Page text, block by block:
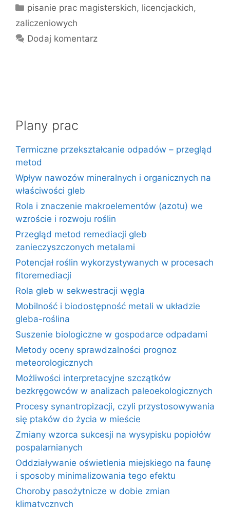
Kategorie
pisanie prac magisterskich, licencjackich,
zaliczeniowych
Dodaj komentarz
Plany prac
Termiczne przekształcanie odpadów – przegląd
metod
Wpływ nawozów mineralnych i organicznych na
właściwości gleb
Rola i znaczenie makroelementów (azotu) we
wzroście i rozwoju roślin
Przegląd metod remediacji gleb
zanieczyszczonych metalami
Potencjał roślin wykorzystywanych w procesach
fitoremediacji
Rola gleb w sekwestracji węgla
Mobilność i biodostępność metali w układzie
gleba-roślina
Suszenie biologiczne w gospodarce odpadami
Metody oceny sprawdzalności prognoz
meteorologicznych
Możliwości interpretacyjne szczątków
bezkręgowców w analizach paleoekologicznych
Procesy synantropizacji, czyli przystosowywania
się ptaków do życia w mieście
Zmiany wzorca sukcesji na wysypisku popiołów
pospalarnianych
Oddziaływanie oświetlenia miejskiego na faunę
i sposoby minimalizowania tego efektu
Choroby pasożytnicze w dobie zmian
klimatycznych